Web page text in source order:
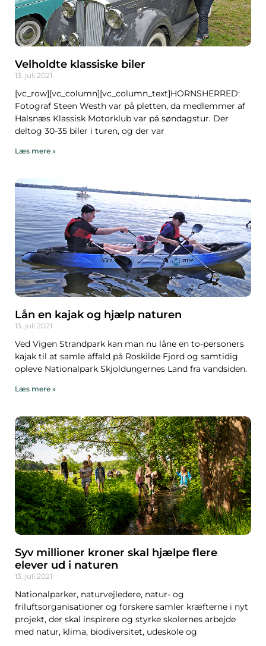
Velholdte klassiske biler
13. juli 2021
[vc_row][vc_column][vc_column_text]HORNSHERRED:
Fotograf Steen Westh var på pletten, da medlemmer af
Halsnæs Klassisk Motorklub var på søndagstur. Der
deltog 30-35 biler i turen, og der var
Læs mere »
Lån en kajak og hjælp naturen
13. juli 2021
Ved Vigen Strandpark kan man nu låne en to-personers
kajak til at samle affald på Roskilde Fjord og samtidig
opleve Nationalpark Skjoldungernes Land fra vandsiden.
Læs mere »
Syv millioner kroner skal hjælpe flere
elever ud i naturen
13. juli 2021
Nationalparker, naturvejledere, natur- og
friluftsorganisationer og forskere samler kræfterne i nyt
projekt, der skal inspirere og styrke skolernes arbejde
med natur, klima, biodiversitet, udeskole og